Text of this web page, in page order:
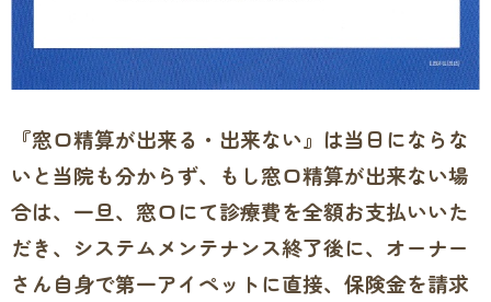
『窓口精算が出来る・出来ない』は当日にならな
いと当院も分からず、もし窓口精算が出来ない場
合は、一旦、窓口にて診療費を全額お支払いいた
だき、システムメンテナンス終了後に、オーナー
さん自身で第一アイペットに直接、保険金を請求